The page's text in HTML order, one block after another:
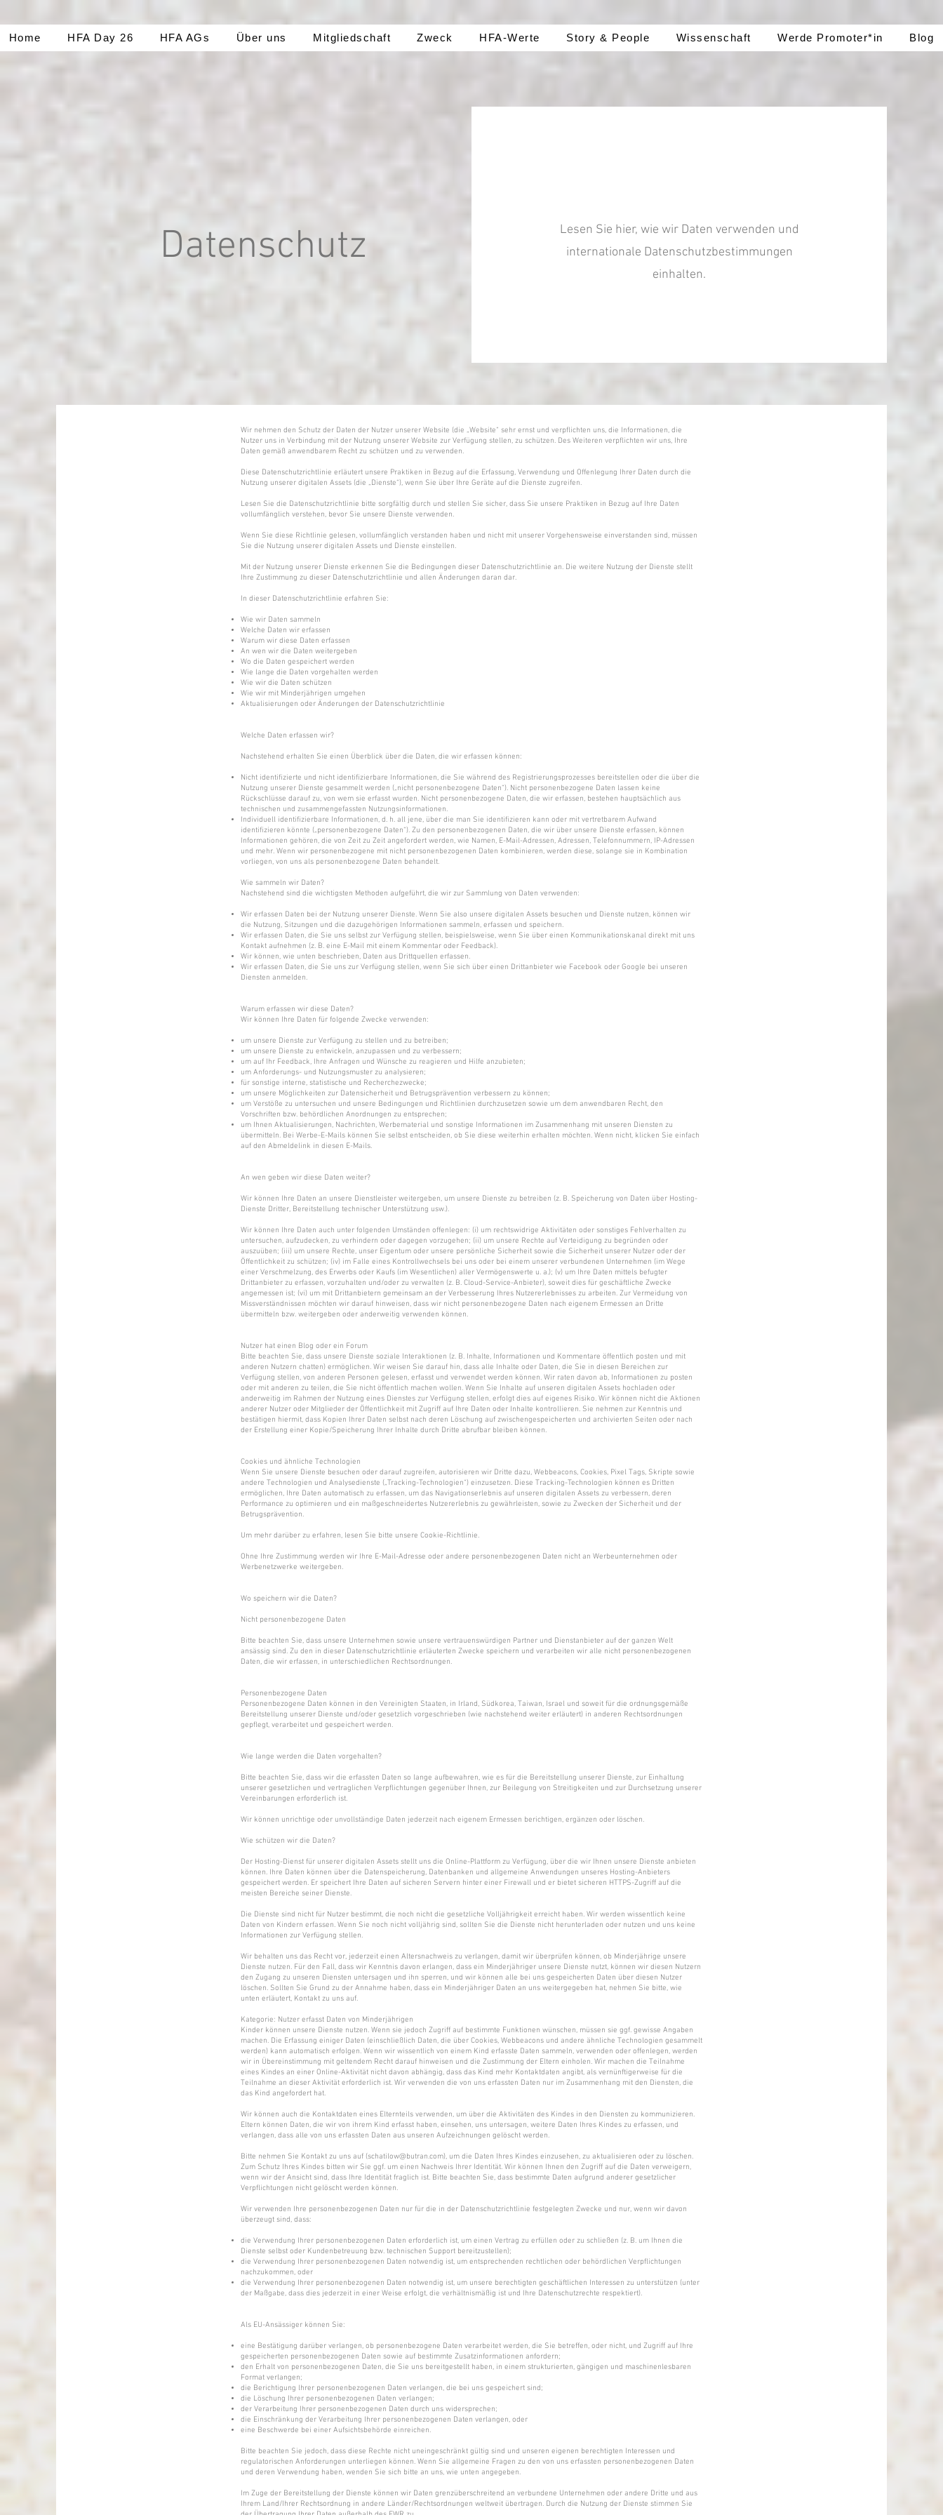
Home HFA Day 26 HFA AGs Über uns Mitgliedschaft Zweck HFA-Werte Story & People Wissenschaft Werde Promoter*in Blog
Datenschutz
Lesen Sie hier, wie wir Daten verwenden und
internationale Datenschutzbestimmungen
einhalten.
Wir nehmen den Schutz der Daten der Nutzer unserer Website (die „Website“ sehr ernst und verpflichten uns, die Informationen, die
Nutzer uns in Verbindung mit der Nutzung unserer Website zur Verfügung stellen, zu schützen. Des Weiteren verpflichten wir uns, Ihre
Daten gemäß anwendbarem Recht zu schützen und zu verwenden.
Diese Datenschutzrichtlinie erläutert unsere Praktiken in Bezug auf die Erfassung, Verwendung und Offenlegung Ihrer Daten durch die
Nutzung unserer digitalen Assets (die „Dienste“), wenn Sie über Ihre Geräte auf die Dienste zugreifen.
Lesen Sie die Datenschutzrichtlinie bitte sorgfältig durch und stellen Sie sicher, dass Sie unsere Praktiken in Bezug auf Ihre Daten
vollumfänglich verstehen, bevor Sie unsere Dienste verwenden.
Wenn Sie diese Richtlinie gelesen, vollumfänglich verstanden haben und nicht mit unserer Vorgehensweise einverstanden sind, müssen
Sie die Nutzung unserer digitalen Assets und Dienste einstellen.
Mit der Nutzung unserer Dienste erkennen Sie die Bedingungen dieser Datenschutzrichtlinie an. Die weitere Nutzung der Dienste stellt
Ihre Zustimmung zu dieser Datenschutzrichtlinie und allen Änderungen daran dar.
In dieser Datenschutzrichtlinie erfahren Sie:
Wie wir Daten sammeln
Welche Daten wir erfassen
Warum wir diese Daten erfassen
An wen wir die Daten weitergeben
Wo die Daten gespeichert werden
Wie lange die Daten vorgehalten werden
Wie wir die Daten schützen
Wie wir mit Minderjährigen umgehen
Aktualisierungen oder Änderungen der Datenschutzrichtlinie
Welche Daten erfassen wir?
Nachstehend erhalten Sie einen Überblick über die Daten, die wir erfassen können:
Nicht identifizierte und nicht identifizierbare Informationen, die Sie während des Registrierungsprozesses bereitstellen oder die über die
Nutzung unserer Dienste gesammelt werden („nicht personenbezogene Daten“). Nicht personenbezogene Daten lassen keine
Rückschlüsse darauf zu, von wem sie erfasst wurden. Nicht personenbezogene Daten, die wir erfassen, bestehen hauptsächlich aus
technischen und zusammengefassten Nutzungsinformationen.
Individuell identifizierbare Informationen, d. h. all jene, über die man Sie identifizieren kann oder mit vertretbarem Aufwand
identifizieren könnte („personenbezogene Daten“). Zu den personenbezogenen Daten, die wir über unsere Dienste erfassen, können
Informationen gehören, die von Zeit zu Zeit angefordert werden, wie Namen, E-Mail-Adressen, Adressen, Telefonnummern, IP-Adressen
und mehr. Wenn wir personenbezogene mit nicht personenbezogenen Daten kombinieren, werden diese, solange sie in Kombination
vorliegen, von uns als personenbezogene Daten behandelt.
Wie sammeln wir Daten?
Nachstehend sind die wichtigsten Methoden aufgeführt, die wir zur Sammlung von Daten verwenden:
Wir erfassen Daten bei der Nutzung unserer Dienste. Wenn Sie also unsere digitalen Assets besuchen und Dienste nutzen, können wir
die Nutzung, Sitzungen und die dazugehörigen Informationen sammeln, erfassen und speichern.
Wir erfassen Daten, die Sie uns selbst zur Verfügung stellen, beispielsweise, wenn Sie über einen Kommunikationskanal direkt mit uns
Kontakt aufnehmen (z. B. eine E-Mail mit einem Kommentar oder Feedback).
Wir können, wie unten beschrieben, Daten aus Drittquellen erfassen.
Wir erfassen Daten, die Sie uns zur Verfügung stellen, wenn Sie sich über einen Drittanbieter wie Facebook oder Google bei unseren
Diensten anmelden.
Warum erfassen wir diese Daten?
Wir können Ihre Daten für folgende Zwecke verwenden:
um unsere Dienste zur Verfügung zu stellen und zu betreiben;
um unsere Dienste zu entwickeln, anzupassen und zu verbessern;
um auf Ihr Feedback, Ihre Anfragen und Wünsche zu reagieren und Hilfe anzubieten;
um Anforderungs- und Nutzungsmuster zu analysieren;
für sonstige interne, statistische und Recherchezwecke;
um unsere Möglichkeiten zur Datensicherheit und Betrugsprävention verbessern zu können;
um Verstöße zu untersuchen und unsere Bedingungen und Richtlinien durchzusetzen sowie um dem anwendbaren Recht, den
Vorschriften bzw. behördlichen Anordnungen zu entsprechen;
um Ihnen Aktualisierungen, Nachrichten, Werbematerial und sonstige Informationen im Zusammenhang mit unseren Diensten zu
übermitteln. Bei Werbe-E-Mails können Sie selbst entscheiden, ob Sie diese weiterhin erhalten möchten. Wenn nicht, klicken Sie einfach
auf den Abmeldelink in diesen E-Mails.
An wen geben wir diese Daten weiter?
Wir können Ihre Daten an unsere Dienstleister weitergeben, um unsere Dienste zu betreiben (z. B. Speicherung von Daten über Hosting-
Dienste Dritter, Bereitstellung technischer Unterstützung usw.).
Wir können Ihre Daten auch unter folgenden Umständen offenlegen: (i) um rechtswidrige Aktivitäten oder sonstiges Fehlverhalten zu
untersuchen, aufzudecken, zu verhindern oder dagegen vorzugehen; (ii) um unsere Rechte auf Verteidigung zu begründen oder
auszuüben; (iii) um unsere Rechte, unser Eigentum oder unsere persönliche Sicherheit sowie die Sicherheit unserer Nutzer oder der
Öffentlichkeit zu schützen; (iv) im Falle eines Kontrollwechsels bei uns oder bei einem unserer verbundenen Unternehmen (im Wege
einer Verschmelzung, des Erwerbs oder Kaufs (im Wesentlichen) aller Vermögenswerte u. a.); (v) um Ihre Daten mittels befugter
Drittanbieter zu erfassen, vorzuhalten und/oder zu verwalten (z. B. Cloud-Service-Anbieter), soweit dies für geschäftliche Zwecke
angemessen ist; (vi) um mit Drittanbietern gemeinsam an der Verbesserung Ihres Nutzererlebnisses zu arbeiten. Zur Vermeidung von
Missverständnissen möchten wir darauf hinweisen, dass wir nicht personenbezogene Daten nach eigenem Ermessen an Dritte
übermitteln bzw. weitergeben oder anderweitig verwenden können.
Nutzer hat einen Blog oder ein Forum
Bitte beachten Sie, dass unsere Dienste soziale Interaktionen (z. B. Inhalte, Informationen und Kommentare öffentlich posten und mit
anderen Nutzern chatten) ermöglichen. Wir weisen Sie darauf hin, dass alle Inhalte oder Daten, die Sie in diesen Bereichen zur
Verfügung stellen, von anderen Personen gelesen, erfasst und verwendet werden können. Wir raten davon ab, Informationen zu posten
oder mit anderen zu teilen, die Sie nicht öffentlich machen wollen. Wenn Sie Inhalte auf unseren digitalen Assets hochladen oder
anderweitig im Rahmen der Nutzung eines Dienstes zur Verfügung stellen, erfolgt dies auf eigenes Risiko. Wir können nicht die Aktionen
anderer Nutzer oder Mitglieder der Öffentlichkeit mit Zugriff auf Ihre Daten oder Inhalte kontrollieren. Sie nehmen zur Kenntnis und
bestätigen hiermit, dass Kopien Ihrer Daten selbst nach deren Löschung auf zwischengespeicherten und archivierten Seiten oder nach
der Erstellung einer Kopie/Speicherung Ihrer Inhalte durch Dritte abrufbar bleiben können.
Cookies und ähnliche Technologien
Wenn Sie unsere Dienste besuchen oder darauf zugreifen, autorisieren wir Dritte dazu, Webbeacons, Cookies, Pixel Tags, Skripte sowie
andere Technologien und Analysedienste („Tracking-Technologien“) einzusetzen. Diese Tracking-Technologien können es Dritten
ermöglichen, Ihre Daten automatisch zu erfassen, um das Navigationserlebnis auf unseren digitalen Assets zu verbessern, deren
Performance zu optimieren und ein maßgeschneidertes Nutzererlebnis zu gewährleisten, sowie zu Zwecken der Sicherheit und der
Betrugsprävention.
Um mehr darüber zu erfahren, lesen Sie bitte unsere Cookie-Richtlinie.
Ohne Ihre Zustimmung werden wir Ihre E-Mail-Adresse oder andere personenbezogenen Daten nicht an Werbeunternehmen oder
Werbenetzwerke weitergeben.
Wo speichern wir die Daten?
Nicht personenbezogene Daten
Bitte beachten Sie, dass unsere Unternehmen sowie unsere vertrauenswürdigen Partner und Dienstanbieter auf der ganzen Welt
ansässig sind. Zu den in dieser Datenschutzrichtlinie erläuterten Zwecke speichern und verarbeiten wir alle nicht personenbezogenen
Daten, die wir erfassen, in unterschiedlichen Rechtsordnungen.
Personenbezogene Daten
Personenbezogene Daten können in den Vereinigten Staaten, in Irland, Südkorea, Taiwan, Israel und soweit für die ordnungsgemäße
Bereitstellung unserer Dienste und/oder gesetzlich vorgeschrieben (wie nachstehend weiter erläutert) in anderen Rechtsordnungen
gepflegt, verarbeitet und gespeichert werden.
Wie lange werden die Daten vorgehalten?
Bitte beachten Sie, dass wir die erfassten Daten so lange aufbewahren, wie es für die Bereitstellung unserer Dienste, zur Einhaltung
unserer gesetzlichen und vertraglichen Verpflichtungen gegenüber Ihnen, zur Beilegung von Streitigkeiten und zur Durchsetzung unserer
Vereinbarungen erforderlich ist.
Wir können unrichtige oder unvollständige Daten jederzeit nach eigenem Ermessen berichtigen, ergänzen oder löschen.
Wie schützen wir die Daten?
Der Hosting-Dienst für unserer digitalen Assets stellt uns die Online-Plattform zu Verfügung, über die wir Ihnen unsere Dienste anbieten
können. Ihre Daten können über die Datenspeicherung, Datenbanken und allgemeine Anwendungen unseres Hosting-Anbieters
gespeichert werden. Er speichert Ihre Daten auf sicheren Servern hinter einer Firewall und er bietet sicheren HTTPS-Zugriff auf die
meisten Bereiche seiner Dienste.
Die Dienste sind nicht für Nutzer bestimmt, die noch nicht die gesetzliche Volljährigkeit erreicht haben. Wir werden wissentlich keine
Daten von Kindern erfassen. Wenn Sie noch nicht volljährig sind, sollten Sie die Dienste nicht herunterladen oder nutzen und uns keine
Informationen zur Verfügung stellen.
Wir behalten uns das Recht vor, jederzeit einen Altersnachweis zu verlangen, damit wir überprüfen können, ob Minderjährige unsere
Dienste nutzen. Für den Fall, dass wir Kenntnis davon erlangen, dass ein Minderjähriger unsere Dienste nutzt, können wir diesen Nutzern
den Zugang zu unseren Diensten untersagen und ihn sperren, und wir können alle bei uns gespeicherten Daten über diesen Nutzer
löschen. Sollten Sie Grund zu der Annahme haben, dass ein Minderjähriger Daten an uns weitergegeben hat, nehmen Sie bitte, wie
unten erläutert, Kontakt zu uns auf.
Kategorie: Nutzer erfasst Daten von Minderjährigen
Kinder können unsere Dienste nutzen. Wenn sie jedoch Zugriff auf bestimmte Funktionen wünschen, müssen sie ggf. gewisse Angaben
machen. Die Erfassung einiger Daten (einschließlich Daten, die über Cookies, Webbeacons und andere ähnliche Technologien gesammelt
werden) kann automatisch erfolgen. Wenn wir wissentlich von einem Kind erfasste Daten sammeln, verwenden oder offenlegen, werden
wir in Übereinstimmung mit geltendem Recht darauf hinweisen und die Zustimmung der Eltern einholen. Wir machen die Teilnahme
eines Kindes an einer Online-Aktivität nicht davon abhängig, dass das Kind mehr Kontaktdaten angibt, als vernünftigerweise für die
Teilnahme an dieser Aktivität erforderlich ist. Wir verwenden die von uns erfassten Daten nur im Zusammenhang mit den Diensten, die
das Kind angefordert hat.
Wir können auch die Kontaktdaten eines Elternteils verwenden, um über die Aktivitäten des Kindes in den Diensten zu kommunizieren.
Eltern können Daten, die wir von ihrem Kind erfasst haben, einsehen, uns untersagen, weitere Daten Ihres Kindes zu erfassen, und
verlangen, dass alle von uns erfassten Daten aus unseren Aufzeichnungen gelöscht werden.
Bitte nehmen Sie Kontakt zu uns auf (schatilow@butran.com), um die Daten Ihres Kindes einzusehen, zu aktualisieren oder zu löschen.
Zum Schutz Ihres Kindes bitten wir Sie ggf. um einen Nachweis Ihrer Identität. Wir können Ihnen den Zugriff auf die Daten verweigern,
wenn wir der Ansicht sind, dass Ihre Identität fraglich ist. Bitte beachten Sie, dass bestimmte Daten aufgrund anderer gesetzlicher
Verpflichtungen nicht gelöscht werden können.
Wir verwenden Ihre personenbezogenen Daten nur für die in der Datenschutzrichtlinie festgelegten Zwecke und nur, wenn wir davon
überzeugt sind, dass:
die Verwendung Ihrer personenbezogenen Daten erforderlich ist, um einen Vertrag zu erfüllen oder zu schließen (z. B. um Ihnen die
Dienste selbst oder Kundenbetreuung bzw. technischen Support bereitzustellen);
die Verwendung Ihrer personenbezogenen Daten notwendig ist, um entsprechenden rechtlichen oder behördlichen Verpflichtungen
nachzukommen, oder
die Verwendung Ihrer personenbezogenen Daten notwendig ist, um unsere berechtigten geschäftlichen Interessen zu unterstützen (unter
der Maßgabe, dass dies jederzeit in einer Weise erfolgt, die verhältnismäßig ist und Ihre Datenschutzrechte respektiert).
Als EU-Ansässiger können Sie:
eine Bestätigung darüber verlangen, ob personenbezogene Daten verarbeitet werden, die Sie betreffen, oder nicht, und Zugriff auf Ihre
gespeicherten personenbezogenen Daten sowie auf bestimmte Zusatzinformationen anfordern;
den Erhalt von personenbezogenen Daten, die Sie uns bereitgestellt haben, in einem strukturierten, gängigen und maschinenlesbaren
Format verlangen;
die Berichtigung lhrer personenbezogenen Daten verlangen, die bei uns gespeichert sind;
die Löschung Ihrer personenbezogenen Daten verlangen;
der Verarbeitung Ihrer personenbezogenen Daten durch uns widersprechen;
die Einschränkung der Verarbeitung Ihrer personenbezogenen Daten verlangen, oder
eine Beschwerde bei einer Aufsichtsbehörde einreichen.
Bitte beachten Sie jedoch, dass diese Rechte nicht uneingeschränkt gültig sind und unseren eigenen berechtigten Interessen und
regulatorischen Anforderungen unterliegen können. Wenn Sie allgemeine Fragen zu den von uns erfassten personenbezogenen Daten
und deren Verwendung haben, wenden Sie sich bitte an uns, wie unten angegeben.
Im Zuge der Bereitstellung der Dienste können wir Daten grenzüberschreitend an verbundene Unternehmen oder andere Dritte und aus
Ihrem Land/Ihrer Rechtsordnung in andere Länder/Rechtsordnungen weltweit übertragen. Durch die Nutzung der Dienste stimmen Sie